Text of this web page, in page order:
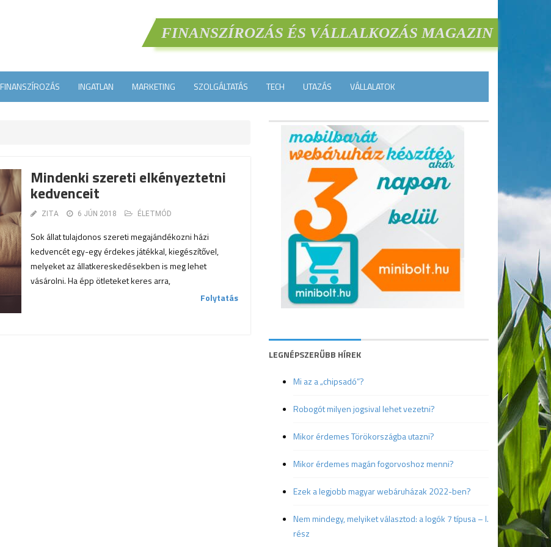
FINANSZÍROZÁS ÉS VÁLLALKOZÁS MAGAZIN
FINANSZÍROZÁS INGATLAN MARKETING SZOLGÁLTATÁS TECH UTAZÁS VÁLLALATOK
Mindenki szereti elkényeztetni
kedvenceit
ZITA 6 JÚN 2018 ÉLETMÓD
Sok állat tulajdonos szereti megajándékozni házi
kedvencét egy-egy érdekes játékkal, kiegészítővel,
melyeket az állatkereskedésekben is meg lehet
vásárolni. Ha épp ötleteket keres arra,
Folytatás
LEGNÉPSZERŰBB HÍREK
Mi az a „chipsadó”?
Robogót milyen jogsival lehet vezetni?
Mikor érdemes Törökországba utazni?
Mikor érdemes magán fogorvoshoz menni?
Ezek a legjobb magyar webáruházak 2022-ben?
Nem mindegy, melyiket választod: a logók 7 típusa – I.
rész